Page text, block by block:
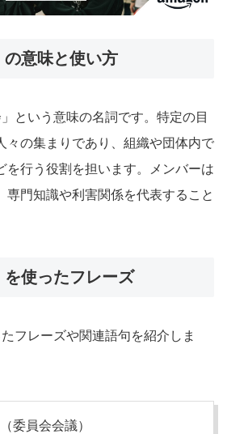
の意味と使い方
という意味の名詞です。特定の目
々の集まりであり、組織や団体内で
を行う役割を担います。メンバーは
専門知識や利害関係を代表すること
を使ったフレーズ
フレーズや関連語句を紹介しま
（委員会会議）